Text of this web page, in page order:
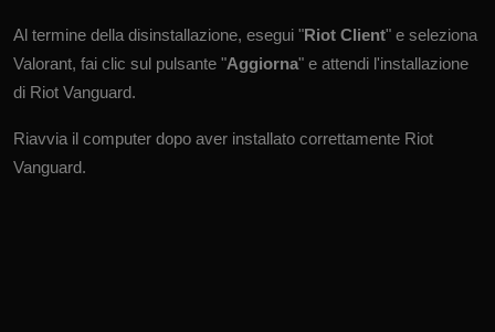
Al termine della disinstallazione, esegui "Riot Client" e seleziona
Valorant, fai clic sul pulsante "Aggiorna" e attendi l'installazione
di Riot Vanguard.
Riavvia il computer dopo aver installato correttamente Riot
Vanguard.